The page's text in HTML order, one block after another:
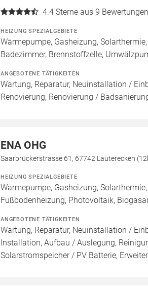
4.4 Sterne aus 9 Bewertungen
HEIZUNG SPEZIALGEBIETE
Wärmepumpe, Gasheizung,
Badezimmer, Brennstoffzelle,
ANGEBOTENE TÄTIGKEITEN
Wartung, Reparatur, Neuinstallation /
Renovierung, Renovierung /
ENA OHG
Saarbrückerstrasse 61, 67742 Lauterecken
HEIZUNG SPEZIALGEBIETE
Wärmepumpe, Gasheizung,
Fußbodenheizung, Photovoltaik,
ANGEBOTENE TÄTIGKEITEN
Wartung, Reparatur, Neuinstallation /
Installation, Aufbau / Auslegung,
Solarstromspeicher / PV Batterie,